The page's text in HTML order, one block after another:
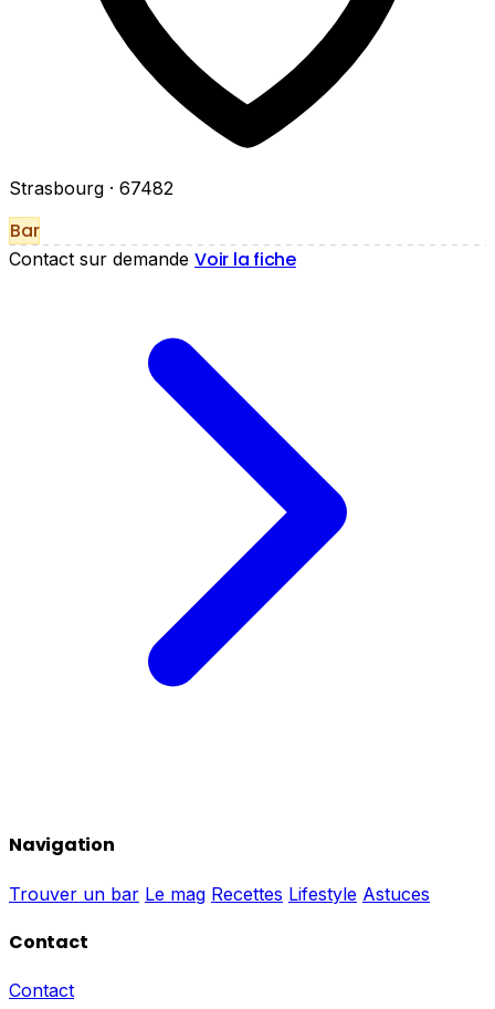
Strasbourg · 67482
Bar
Contact sur demande Voir la fiche
Navigation
Trouver un bar Le mag Recettes Lifestyle Astuces
Contact
Contact